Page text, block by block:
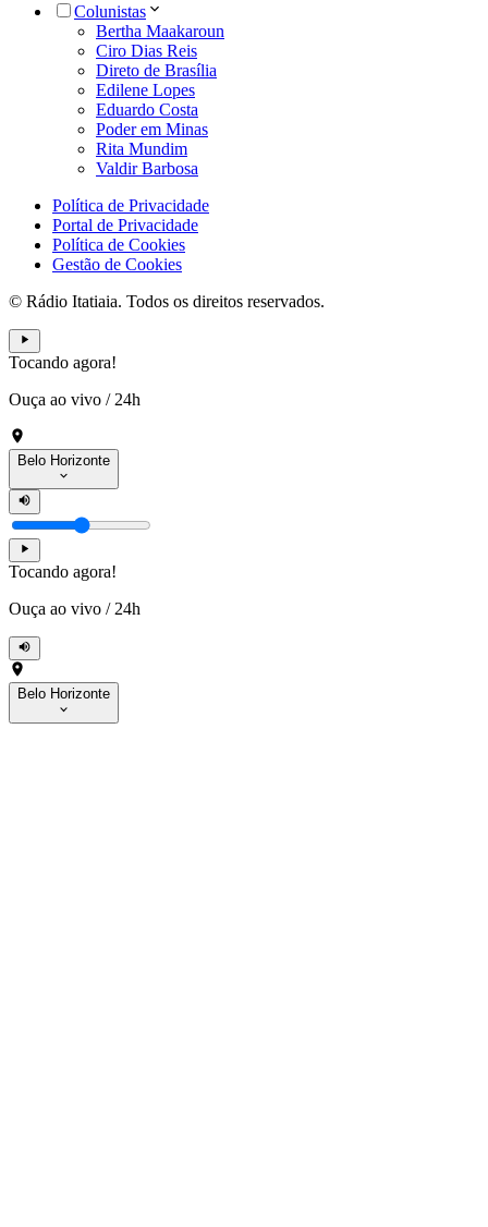
Colunistas
Bertha Maakaroun
Ciro Dias Reis
Direto de Brasília
Edilene Lopes
Eduardo Costa
Poder em Minas
Rita Mundim
Valdir Barbosa
Política de Privacidade
Portal de Privacidade
Política de Cookies
Gestão de Cookies
© Rádio Itatiaia. Todos os direitos reservados.
Tocando agora!
Ouça ao vivo / 24h
Belo Horizonte
Tocando agora!
Ouça ao vivo / 24h
Belo Horizonte